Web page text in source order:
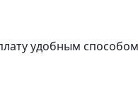
удобным способом